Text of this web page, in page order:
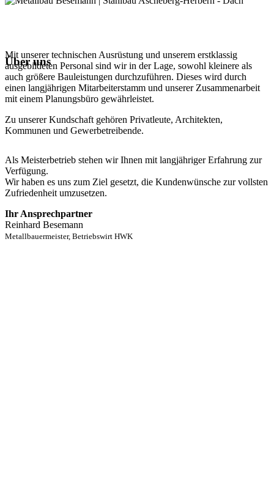
Über uns
Mit unserer technischen Ausrüstung und unserem erstklassig
ausgebildeten Personal sind wir in der Lage, sowohl kleinere als
auch größere Bauleistungen durchzuführen. Dieses wird durch
einen langjährigen Mitarbeiterstamm und unserer Zusammenarbeit
mit einem Planungsbüro gewährleistet.
Zu unserer Kundschaft gehören Privatleute, Architekten,
Kommunen und Gewerbetreibende.
Als Meisterbetrieb stehen wir Ihnen mit langjähriger Erfahrung zur
Verfügung.
Wir haben es uns zum Ziel gesetzt, die Kundenwünsche zur vollsten
Zufriedenheit umzusetzen.
Ihr Ansprechpartner
Reinhard Besemann
Metallbauermeister, Betriebswirt HWK